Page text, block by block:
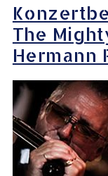
The
Hermann